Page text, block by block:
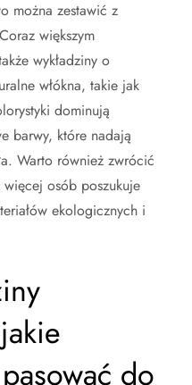
można zestawić z
większym
wykładziny o
włókna, takie jak
dominują
barwy, które nadają
Warto również zwrócić
osób poszukuje
ekologicznych i
do